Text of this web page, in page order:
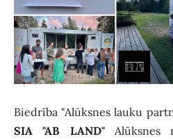
Biedrība "Alūksnes lauku
SIA "AB LAND"Alūksnes